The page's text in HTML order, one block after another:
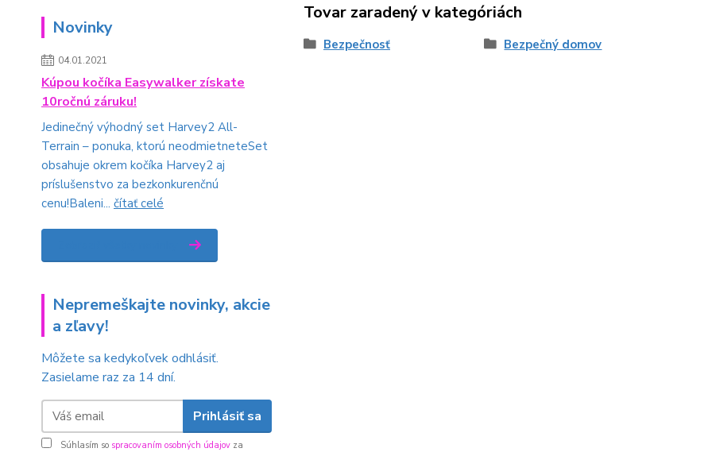
Novinky
04.01.2021
Kúpou kočíka Easywalker získate
10ročnú záruku!
Jedinečný výhodný set Harvey2 All-
Terrain – ponuka, ktorú neodmietneteSet
obsahuje okrem kočíka Harvey2 aj
príslušenstvo za bezkonkurenčnú
cenu!Baleni... čítať celé
Nepremeškajte novinky, akcie
a zľavy!
Môžete sa kedykoľvek odhlásiť.
Zasielame raz za 14 dní.
Prihlásiť sa
Súhlasím so spracovaním osobných údajov za
Tovar zaradený v kategóriách
Bezpečnosť Bezpečný domov